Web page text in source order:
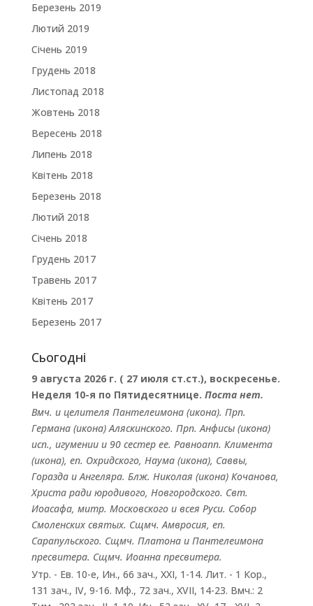
Березень 2019
Лютий 2019
Січень 2019
Грудень 2018
Листопад 2018
Жовтень 2018
Вересень 2018
Липень 2018
Квітень 2018
Березень 2018
Лютий 2018
Січень 2018
Грудень 2017
Травень 2017
Квітень 2017
Березень 2017
Сьогодні
9 августа 2026 г. ( 27 июля ст.ст.), воскресенье.
Неделя 10-я по Пятидесятнице. Поста нет.
Вмч. и целителя Пантелеимона(икона). Прп.
Германа(икона) Аляскинского. Прп.Анфисы(икона)
исп., игумении и 90 сестер ее. Равноапп. Климента
(икона), еп. Охридского, Наума(икона), Саввы,
ГораздаиАнгеляра. Блж. Николая (икона) Кочанова,
Христа ради юродивого, Новгородского. Свт.
Иоасафа, митр. Московского и всея Руси. Собор
Смоленских святых. Сщмч.Амвросия, еп.
Сарапульского. Сщмч. Платонаи Пантелеимона
пресвитера. Сщмч. Иоаннапресвитера.
Утр. - Ев. 10-е, Ин., 66 зач., XXI, 1-14. Лит. - 1 Кор.,
131 зач., IV, 9-16. Мф., 72 зач., XVII, 14-23. Вмч.: 2